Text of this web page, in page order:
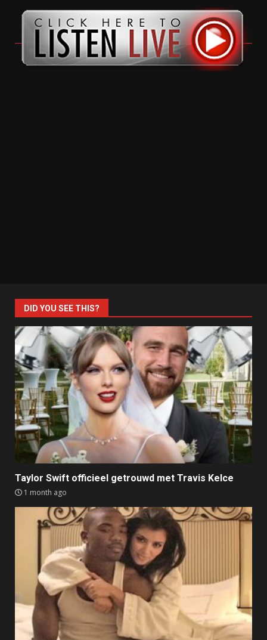
DID YOU SEE THIS?
Taylor Swift officieel getrouwd met Travis Kelce
1 month ago